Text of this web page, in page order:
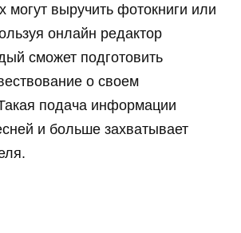
могут выручить фотокниги или
онлайн редактор
сможет подготовить
о своем
подача информации
и больше захватывает